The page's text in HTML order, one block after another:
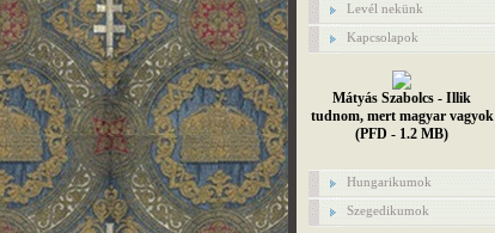
Levél nekünk
Kapcsolapok
Mátyás Szabolcs - Illik
tudnom, mert magyar vagyok
(PFD - 1.2 MB)
Hungarikumok
Szegedikumok